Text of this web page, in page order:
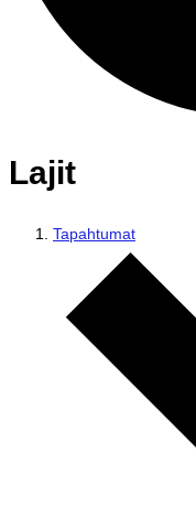
Lajit
Tapahtumat